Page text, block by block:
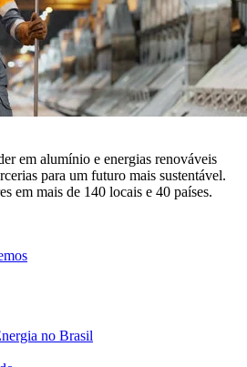
em alumínio e energias renováveis
para um futuro mais sustentável.
em mais de 140 locais e 40 países.
no Brasil